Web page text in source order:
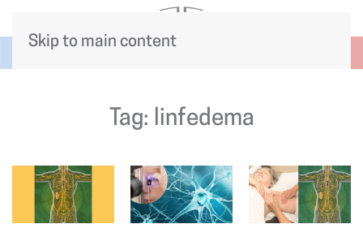
Skip to main content
Tag: linfedema